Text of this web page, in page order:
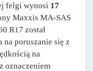
felgi wynosi 17
Maxxis MA-SAS
R17 został
na poruszanie się z
na
oznaczeniem